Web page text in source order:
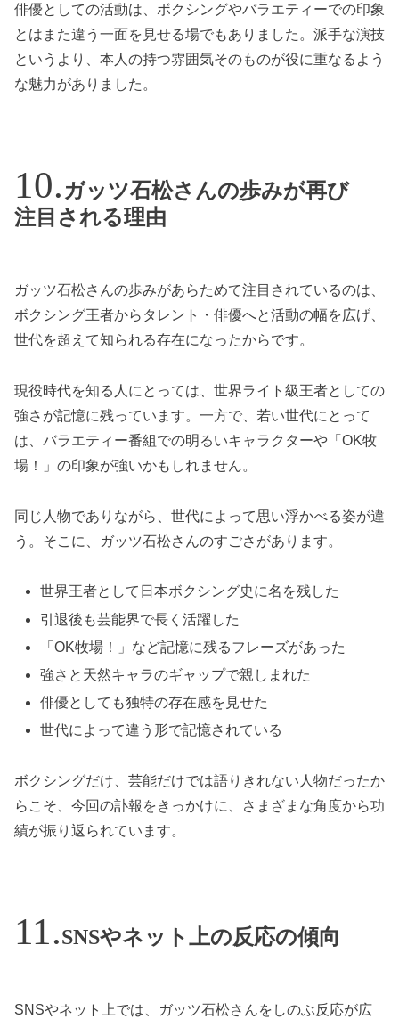
俳優としての活動は、ボクシングやバラエティーでの印象
とはまた違う一面を見せる場でもありました。派手な演技
というより、本人の持つ雰囲気そのものが役に重なるよう
な魅力がありました。
ガッツ石松さんの歩みが再び
注目される理由
ガッツ石松さんの歩みがあらためて注目されているのは、
ボクシング王者からタレント・俳優へと活動の幅を広げ、
世代を超えて知られる存在になったからです。
現役時代を知る人にとっては、世界ライト級王者としての
強さが記憶に残っています。一方で、若い世代にとって
は、バラエティー番組での明るいキャラクターや「OK牧
場！」の印象が強いかもしれません。
同じ人物でありながら、世代によって思い浮かべる姿が違
う。そこに、ガッツ石松さんのすごさがあります。
世界王者として日本ボクシング史に名を残した
引退後も芸能界で長く活躍した
「OK牧場！」など記憶に残るフレーズがあった
強さと天然キャラのギャップで親しまれた
俳優としても独特の存在感を見せた
世代によって違う形で記憶されている
ボクシングだけ、芸能だけでは語りきれない人物だったか
らこそ、今回の訃報をきっかけに、さまざまな角度から功
績が振り返られています。
SNSやネット上の反応の傾向
SNSやネット上では、ガッツ石松さんをしのぶ反応が広